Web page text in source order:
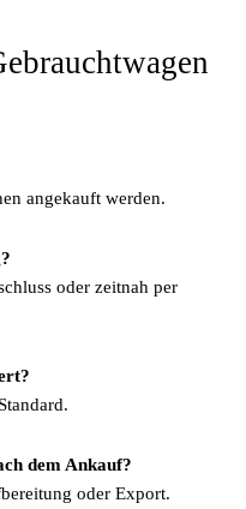
angekauft werden.
oder zeitnah per
dem Ankauf?
oder Export.